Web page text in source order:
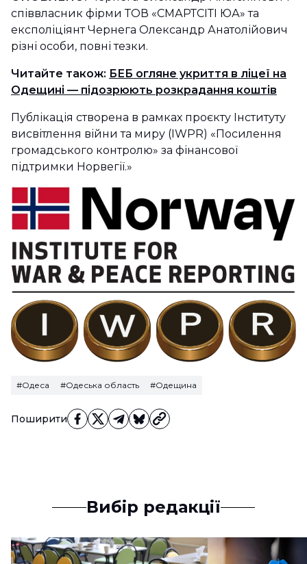
Поширити
співвласник фірми ТОВ «СМАРТСІТІ ЮА» та
експоліціянт Чернега Олександр Анатолійович
різні особи, повні тезки.
Читайте також: БЕБ огляне укриття в ліцеї на
Одещині — підозрюють розкрадання коштів
Публікація створена в рамках проєкту Інституту
висвітлення війни та миру (IWPR) «Посилення
громадського контролю» за фінансової
підтримки Норвегії.»
#Одеса #Одеська область #Одещина
Вибір редакції